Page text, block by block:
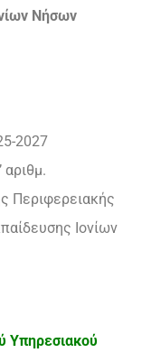
Νήσων
2027
Περιφερειακής
Ιονίων
Υπηρεσιακού